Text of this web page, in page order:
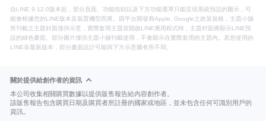
自LINE 9.12.0版本起，部分頁面、功能按鈕以及下方功能選單只能呈現系統預設的圖示，可
能會根據您的LINE版本及裝置機型而異。因平台開發商Apple, Google之政策規格，主題小舖
所刊載之主題封面僅供示意，實際套用主題並開啟LINE應用程式時，主題封面將顯示LINE預
設的綠色畫面。部分圖片僅供主題小舖刊載使用，不會顯示在實際套用的主題內。若您使用的
LINE非最新版本，部分畫面設計可能與下方示意圖有所不同。
關於提供給創作者的資訊
本公司收集相關購買數據以提供販售報告給內容創作者。
該販售報告包含購買日期及購買者所註冊的國家或地區，並未包含任何可識別用戶的
資訊。